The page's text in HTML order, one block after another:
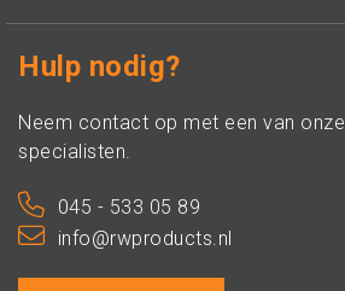
Hulp nodig?
Neem contact op met een van onze
specialisten.
045 - 533 05 89
info@rwproducts.nl